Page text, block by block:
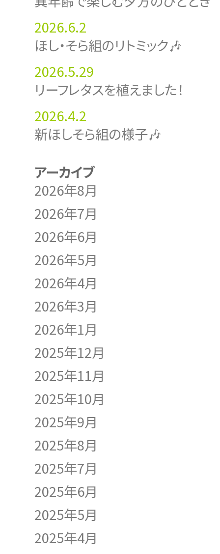
2026.6.2
ほし・そら組のリトミック🎶
2026.5.29
リーフレタスを植えました！
2026.4.2
新ほしそら組の様子🎶
アーカイブ
2026年8月
2026年7月
2026年6月
2026年5月
2026年4月
2026年3月
2026年1月
2025年12月
2025年11月
2025年10月
2025年9月
2025年8月
2025年7月
2025年6月
2025年5月
2025年4月